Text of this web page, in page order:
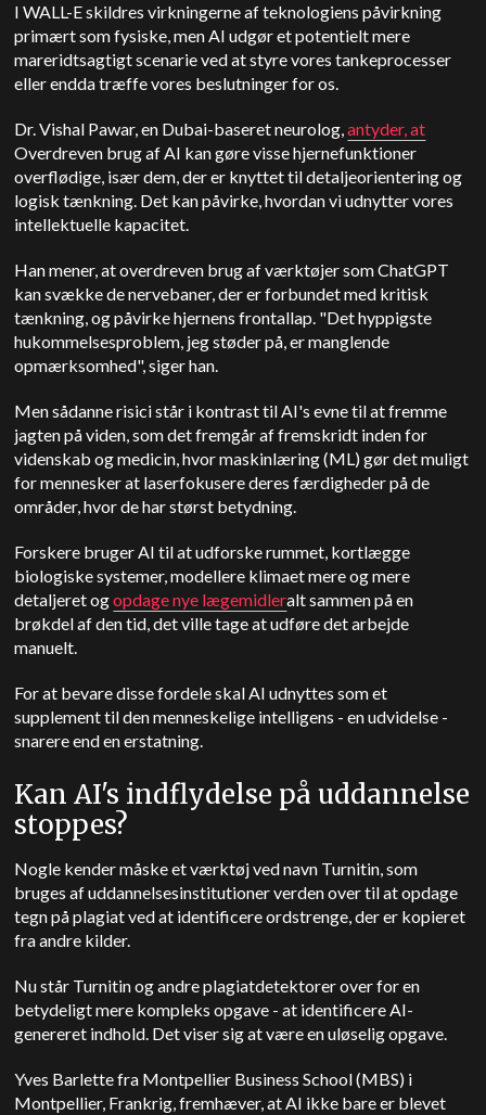
I WALL-E skildres virkningerne af teknologiens påvirkning
primært som fysiske, men AI udgør et potentielt mere
mareridtsagtigt scenarie ved at styre vores tankeprocesser
eller endda træffe vores beslutninger for os.
Dr. Vishal Pawar, en Dubai-baseret neurolog,antyder, at
Overdreven brug af AI kan gøre visse hjernefunktioner
overflødige, især dem, der er knyttet til detaljeorientering og
logisk tænkning. Det kan påvirke, hvordan vi udnytter vores
intellektuelle kapacitet.
Han mener, at overdreven brug af værktøjer som ChatGPT
kan svække de nervebaner, der er forbundet med kritisk
tænkning, og påvirke hjernens frontallap. "Det hyppigste
hukommelsesproblem, jeg støder på, er manglende
opmærksomhed", siger han.
Men sådanne risici står i kontrast til AI's evne til at fremme
jagten på viden, som det fremgår af fremskridt inden for
videnskab og medicin, hvor maskinlæring (ML) gør det muligt
for mennesker at laserfokusere deres færdigheder på de
områder, hvor de har størst betydning.
Forskere bruger AI til at udforske rummet, kortlægge
biologiske systemer, modellere klimaet mere og mere
detaljeret ogopdage nye lægemidleralt sammen på en
brøkdel af den tid, det ville tage at udføre det arbejde
manuelt.
For at bevare disse fordele skal AI udnyttes som et
supplement til den menneskelige intelligens - en udvidelse -
snarere end en erstatning.
Kan AI's indflydelse på uddannelse
stoppes?
Nogle kender måske et værktøj ved navn Turnitin, som
bruges af uddannelsesinstitutioner verden over til at opdage
tegn på plagiat ved at identificere ordstrenge, der er kopieret
fra andre kilder.
Nu står Turnitin og andre plagiatdetektorer over for en
betydeligt mere kompleks opgave - at identificere AI-
genereret indhold. Det viser sig at være en uløselig opgave.
Yves Barlette fra Montpellier Business School (MBS) i
Montpellier, Frankrig, fremhæver, at AI ikke bare er blevet